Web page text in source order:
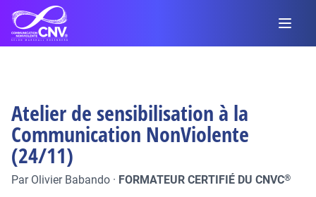
Atelier de sensibilisation à la
Communication NonViolente
(24/11)
Par Olivier Babando · FORMATEUR CERTIFIÉ DU CNVC®